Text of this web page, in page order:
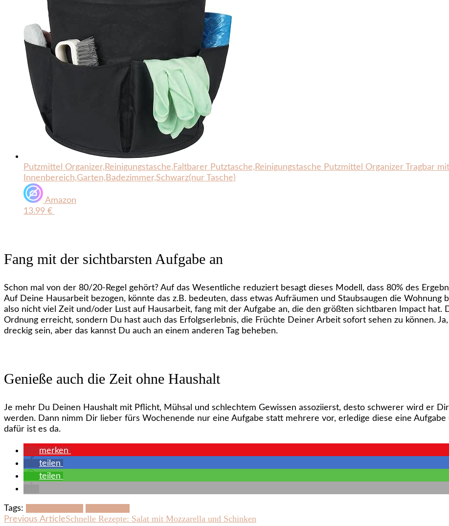
Putzmittel Organizer,Reinigungstasche,Faltbarer Putztasche,Reinigungstasche Putzmittel Organizer Tragbar
Innenbereich,Garten,Badezimmer,Schwarz(nur Tasche)
Amazon
13.99 €
Fang mit der sichtbarsten Aufgabe an
Schon mal von der 80/20-Regel gehört? Auf das Wesentliche reduziert besagt dieses Modell, dass 80% des
Auf Deine Hausarbeit bezogen, könnte das z.B. bedeuten, dass etwas Aufräumen und Staubsaugen die Wohnung
also nicht viel Zeit und/oder Lust auf Hausarbeit, fang mit der Aufgabe an, die den größten sichtbaren Impact hat.
Ordnung erreicht, sondern Du hast auch das Erfolgserlebnis, die Früchte Deiner Arbeit sofort sehen zu können.
dreckig sein, aber das kannst Du auch an einem anderen Tag beheben.
Genieße auch die Zeit ohne Haushalt
Je mehr Du Deinen Haushalt mit Pflicht, Mühsal und schlechtem Gewissen assoziierst, desto schwerer wird er
werden. Dann nimm Dir lieber fürs Wochenende nur eine Aufgabe statt mehrere vor, erledige diese eine
dafür ist es da.
merken
teilen
teilen
Tags:
Previous ArticleSchnelle Rezepte: Salat mit Mozzarella und Schinken